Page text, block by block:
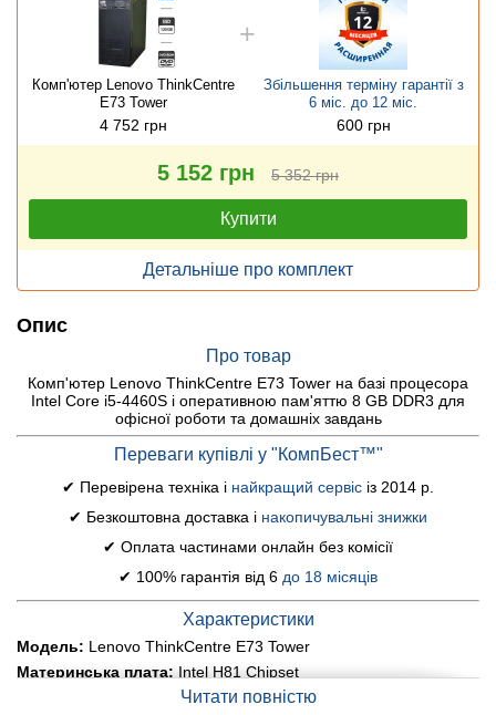
Комп'ютер Lenovo ThinkCentre
E73 Tower
4 752 грн
Збільшення терміну гарантії з
6 міс. до 12 міс.
600 грн
5 152 грн 5 352 грн
Купити
Детальніше про комплект
Опис
Про товар
Комп'ютер Lenovo ThinkCentre E73 Tower на базі процесора
Intel Core i5-4460S і оперативною пам'яттю 8 GB DDR3 для
офісної роботи та домашніх завдань
Переваги купівлі у "КомпБест™"
✔ Перевірена техніка і найкращий сервіс із 2014 р.
✔ Безкоштовна доставка і накопичувальні знижки
✔ Оплата частинами онлайн без комісії
✔ 100% гарантія від 6 до 18 місяців
Характеристики
Модель: Lenovo ThinkCentre E73 Tower
Материнська плата: Intel H81 Chipset
Intel Core i5-4460S (4 ядра по 2.9 - 3.4 GHz), 6 MB
Читати повністю